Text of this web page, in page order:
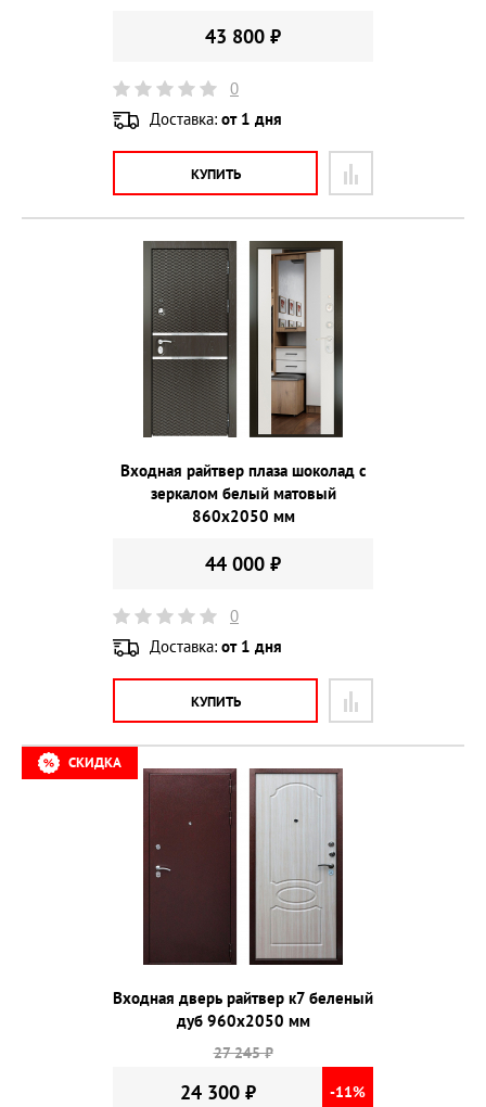
43 800 ₽
0
Доставка: от 1 дня
КУПИТЬ
Входная райтвер плаза шоколад с
зеркалом белый матовый
860х2050 мм
44 000 ₽
0
Доставка: от 1 дня
КУПИТЬ
СКИДКА
Входная дверь райтвер к7 беленый
дуб 960х2050 мм
27 245 ₽
24 300 ₽ -11%